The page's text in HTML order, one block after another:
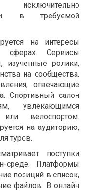
в требуемой
на интересы
сферах. Сервисы
изученные ролики,
на сообщества.
отвечающие
Спортивный салон
увлекающимся
велоспортом.
на аудиторию,
туров.
поступки
среде. Платформы
позиций в список,
файлов. В онлайн